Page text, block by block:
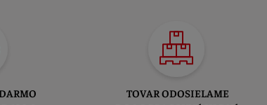
TOVAR ODOSIELAME